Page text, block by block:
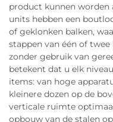
product kunnen worden
units hebben een
of geklonken balken,
stappen van één of
zonder gebruik van
betekent dat u elk
items: van hoge
kleinere dozen op de
verticale ruimte
opbouw van de stalen